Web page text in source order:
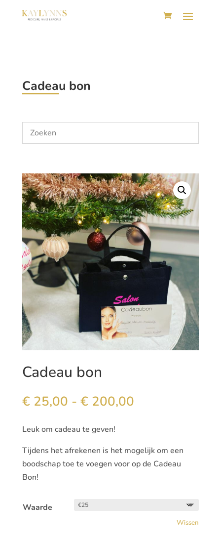
Cadeau bon
Cadeau bon
€ 25,00 - € 200,00Prijsklasse:
Leuk om cadeau te geven!
Tijdens het afrekenen is het mogelijk om een
boodschap toe te voegen voor op de Cadeau
Bon!
Waarde
Wissen